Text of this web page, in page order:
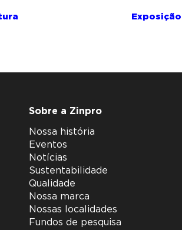
Sobre a Zinpro
Nossa história
Eventos
Notícias
Sustentabilidade
Qualidade
Nossa marca
Nossas localidades
Fundos de pesquisa